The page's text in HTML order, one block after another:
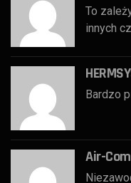
To
innych
Bardzo
Air-Com